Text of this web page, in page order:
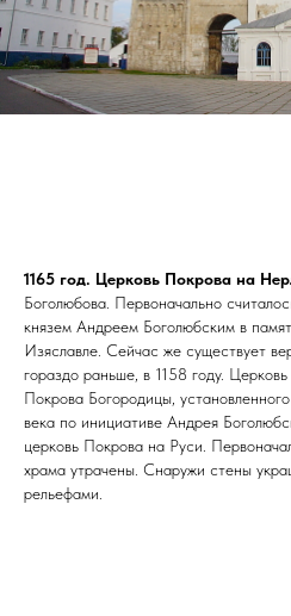
1165 год. Церковь Покрова на
Боголюбова. Первоначально
князем Андреем Боголюбским в
Изяславле. Сейчас же существует
гораздо раньше, в 1158 году.
Покрова Богородицы,
века по инициативе Андрея
церковь Покрова на Руси.
храма утрачены. Снаружи стены
рельефами.